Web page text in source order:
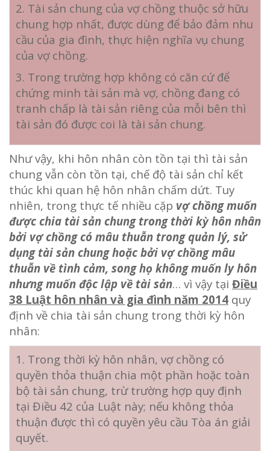
2. Tài sản chung của vợ chồng thuộc sở hữu
chung hợp nhất, được dùng để bảo đảm nhu
cầu của gia đình, thực hiện nghĩa vụ chung
của vợ chồng.
3. Trong trường hợp không có căn cứ để
chứng minh tài sản mà vợ, chồng đang có
tranh chấp là tài sản riêng của mỗi bên thì
tài sản đó được coi là tài sản chung.
Như vậy, khi hôn nhân còn tồn tại thì tài sản
chung vẫn còn tồn tại, chế độ tài sản chỉ kết
thúc khi quan hệ hôn nhân chấm dứt. Tuy
nhiên, trong thực tế nhiều cặp vợ chồng muốn
được chia tài sản chung trong thời kỳ hôn nhân
bởi vợ chồng có mâu thuẫn trong quản lý, sử
dụng tài sản chung hoặc bởi vợ chồng mâu
thuẫn về tình cảm, song họ không muốn ly hôn
nhưng muốn độc lập về tài sản… vì vậy tại Điều
38 Luật hôn nhân và gia đình năm 2014 quy
định về chia tài sản chung trong thời kỳ hôn
nhân:
1. Trong thời kỳ hôn nhân, vợ chồng có
quyền thỏa thuận chia một phần hoặc toàn
bộ tài sản chung, trừ trường hợp quy định
tại Điều 42 của Luật này; nếu không thỏa
thuận được thì có quyền yêu cầu Tòa án giải
quyết.